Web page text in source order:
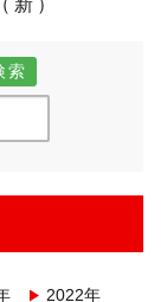
新）
索
2022年